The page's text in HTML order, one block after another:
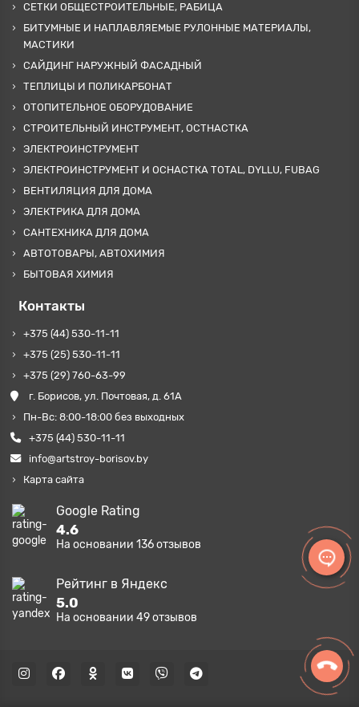
СЕТКИ ОБЩЕСТРОИТЕЛЬНЫЕ, РАБИЦА
БИТУМНЫЕ И НАПЛАВЛЯЕМЫЕ РУЛОННЫЕ МАТЕРИАЛЫ,
МАСТИКИ
САЙДИНГ НАРУЖНЫЙ ФАСАДНЫЙ
ТЕПЛИЦЫ И ПОЛИКАРБОНАТ
ОТОПИТЕЛЬНОЕ ОБОРУДОВАНИЕ
СТРОИТЕЛЬНЫЙ ИНСТРУМЕНТ, ОСТНАСТКА
ЭЛЕКТРОИНСТРУМЕНТ
ЭЛЕКТРОИНСТРУМЕНТ И ОСНАСТКА TOTAL, DYLLU, FUBAG
ВЕНТИЛЯЦИЯ ДЛЯ ДОМА
ЭЛЕКТРИКА ДЛЯ ДОМА
САНТЕХНИКА ДЛЯ ДОМА
АВТОТОВАРЫ, АВТОХИМИЯ
БЫТОВАЯ ХИМИЯ
Контакты
+375 (44) 530-11-11
+375 (25) 530-11-11
+375 (29) 760-63-99
г. Борисов, ул. Почтовая, д. 61А
Пн-Вс: 8:00-18:00 без выходных
+375 (44) 530-11-11
info@artstroy-borisov.by
Карта сайта
Google Rating
4.6
На основании 136отзывов
Рейтинг в Яндекс
5.0
На основании 49отзывов